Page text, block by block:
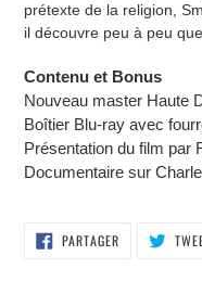
prétexte de la religion,
il découvre peu à peu
Contenu et Bonus
Nouveau master Haute
Boîtier Blu-ray avec
Présentation du film par
Documentaire sur
PARTAGERPARTAGER
SUR